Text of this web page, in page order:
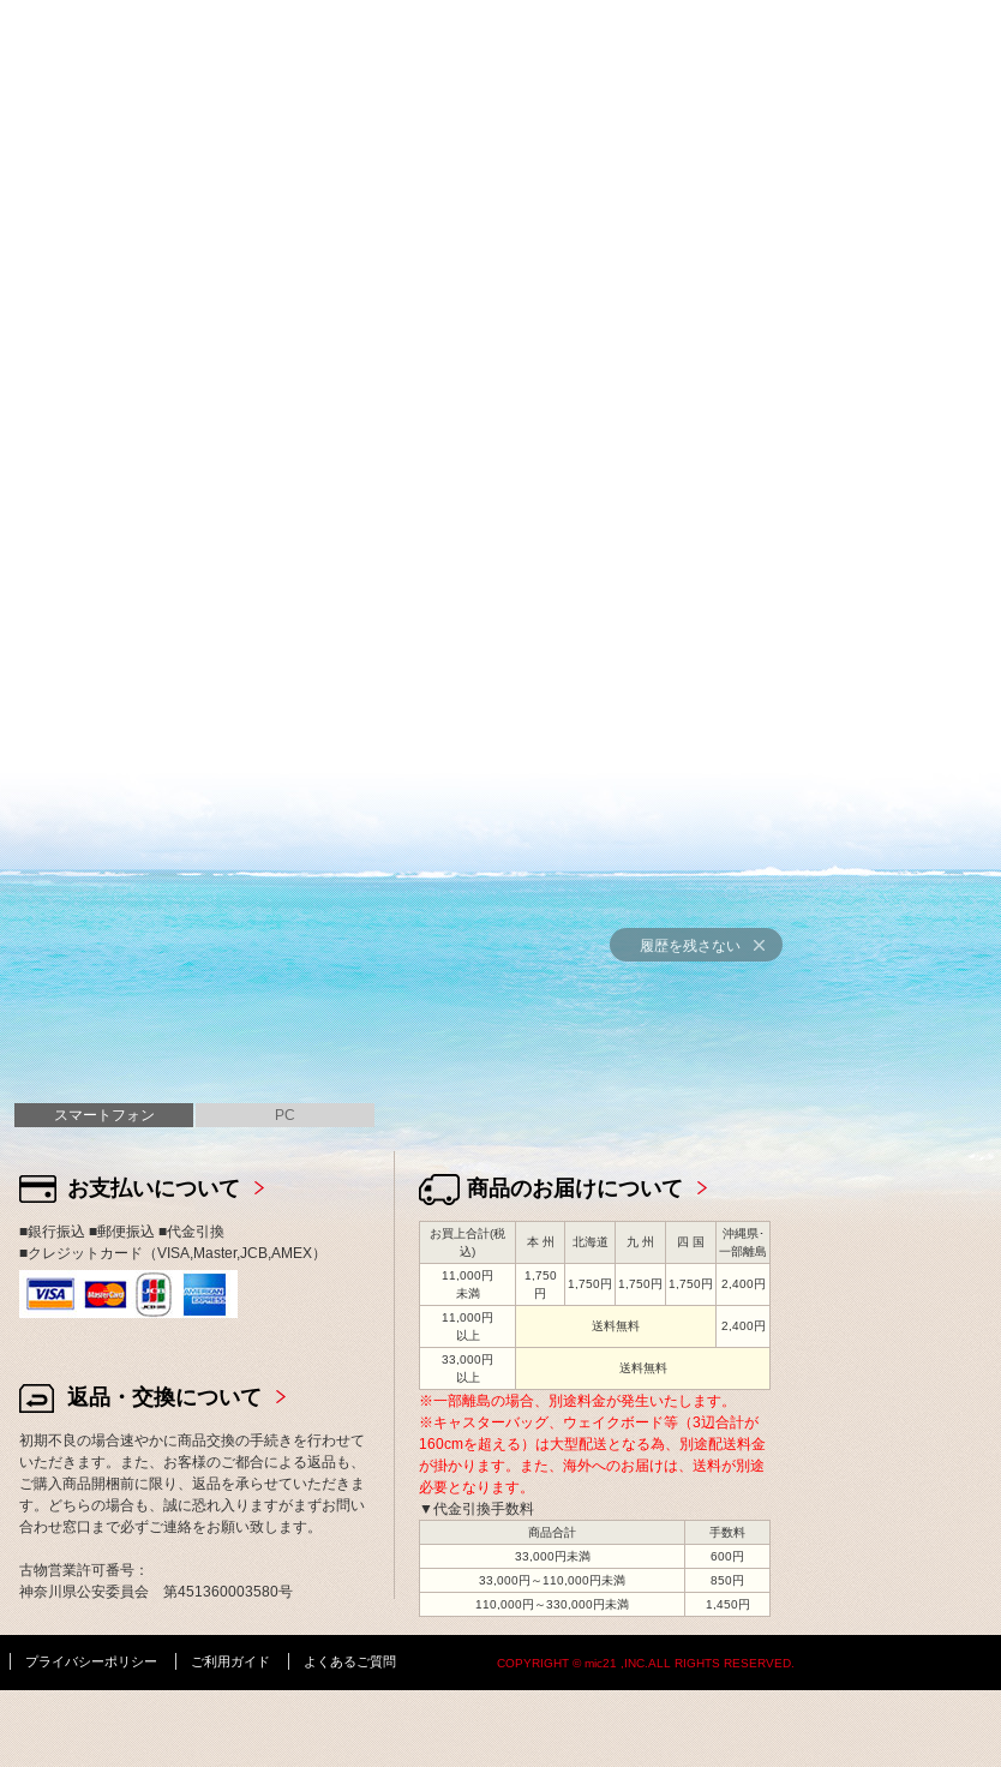
履歴を残さない
スマートフォン PC
お支払いについて
■銀行振込 ■郵便振込 ■代金引換
■クレジットカード（VISA,Master,JCB,AMEX）
返品・交換について
初期不良の場合速やかに商品交換の手続きを行わせて
いただきます。また、お客様のご都合による返品も、
ご購入商品開梱前に限り、返品を承らせていただきま
す。どちらの場合も、誠に恐れ入りますがまずお問い
合わせ窓口まで必ずご連絡をお願い致します。
古物営業許可番号：
神奈川県公安委員会 第451360003580号
商品のお届けについて
お買上合計(税
込)
本 州 北海道 九 州 四 国
沖縄県･
一部離島
11,000円
未満
1,750
円
1,750円 1,750円 1,750円 2,400円
11,000円
以上
送料無料 2,400円
33,000円
以上
送料無料
※一部離島の場合、別途料金が発生いたします。
※キャスターバッグ、ウェイクボード等（3辺合計が
160cmを超える）は大型配送となる為、別途配送料金
が掛かります。また、海外へのお届けは、送料が別途
必要となります。
▼代金引換手数料
商品合計
手数料
33,000円未満
600円
33,000円～110,000円未満
850円
110,000円～330,000円未満
1,450円
プライバシーポリシー ご利用ガイド よくあるご質問 COPYRIGHT © mic21 ,INC.ALL RIGHTS RESERVED.